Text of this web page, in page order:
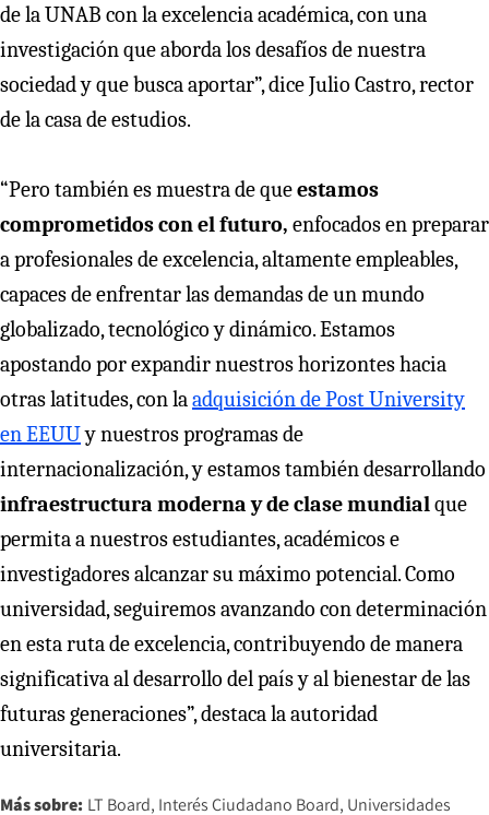
de la UNAB con la excelencia académica, con una
investigación que aborda los desafíos de nuestra
sociedad y que busca aportar”, dice Julio Castro, rector
de la casa de estudios.
“Pero también es muestra de queestamos
comprometidos con el futuro, enfocados en preparar
a profesionales de excelencia, altamente empleables,
capaces de enfrentar las demandas de un mundo
globalizado, tecnológico y dinámico. Estamos
apostando por expandir nuestros horizontes hacia
otras latitudes, con laadquisición de Post University
en EEUUy nuestros programas de
internacionalización, y estamos también desarrollando
infraestructura moderna y de clase mundialque
permita a nuestros estudiantes, académicos e
investigadores alcanzar su máximo potencial. Como
universidad, seguiremos avanzando con determinación
en esta ruta de excelencia, contribuyendo de manera
significativa al desarrollo del país y al bienestar de las
futuras generaciones”, destaca la autoridad
universitaria.
Más sobre: LT Board Interés Ciudadano Board Universidades